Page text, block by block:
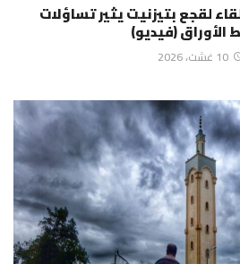
لقجع بتيزنيت يثير تساؤلات
الأوراق (فيديو)
10 غشت، 2026